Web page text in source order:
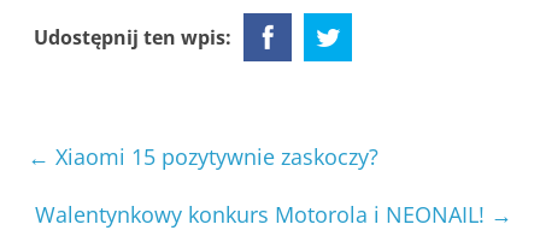
Udostępnij ten wpis:
← Xiaomi 15 pozytywnie zaskoczy?
Walentynkowy konkurs Motorola i NEONAIL! →